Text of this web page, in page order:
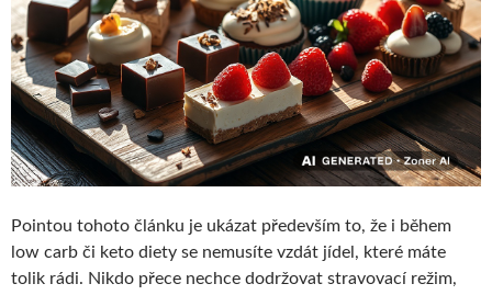
Pointou tohoto článku je ukázat především to, že i během
low carb či keto diety se nemusíte vzdát jídel, které máte
tolik rádi. Nikdo přece nechce dodržovat stravovací režim,